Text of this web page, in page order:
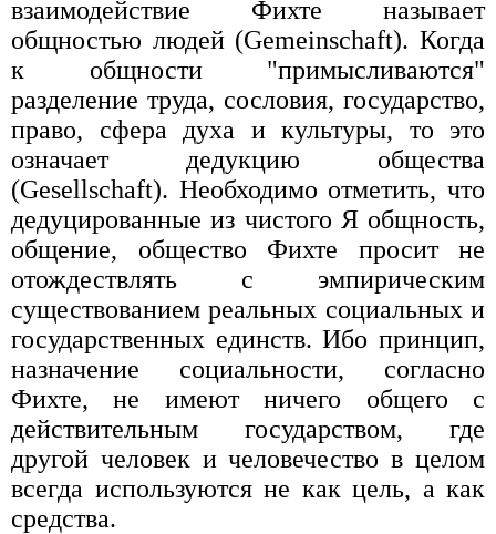
взаимодействие Фихте называет
общностью людей (Gemeinschaft). Когда
к общности "примысливаются"
разделение труда, сословия, государство,
право, сфера духа и культуры, то это
означает дедукцию общества
(Gesellschaft). Необходимо отметить, что
дедуцированные из чистого Я общность,
общение, общество Фихте просит не
отождествлять с эмпирическим
существованием реальных социальных и
государственных единств. Ибо принцип,
назначение социальности, согласно
Фихте, не имеют ничего общего с
действительным государством, где
другой человек и человечество в целом
всегда используются не как цель, а как
средства.